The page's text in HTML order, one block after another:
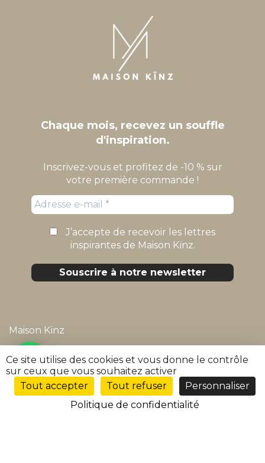
Chaque mois, recevez un souffle
d'inspiration.
Inscrivez-vous et profitez de -10 % sur
votre première commande !
J’accepte de recevoir les lettres
inspirantes de Maison Kïnz.
Maison Kïnz
Mentions légales
Politique de confidentialité
Conditions générales de vente
FR
Ce site utilise des cookies et vous donne le contrôle
sur ceux que vous souhaitez activer
Tout accepter
Tout refuser
Personnaliser
Politique de confidentialité